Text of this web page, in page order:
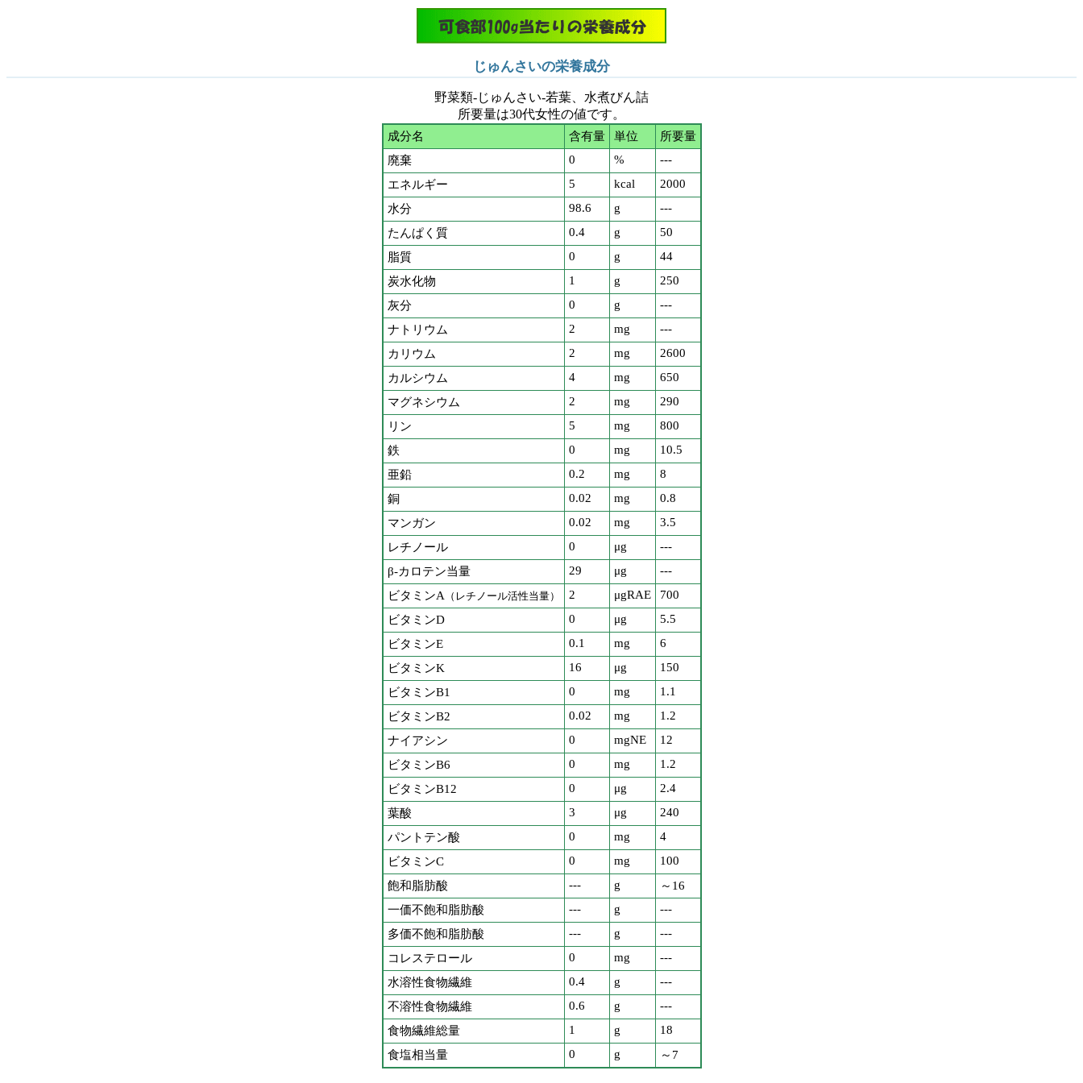
じゅんさいの栄養成分
野菜類-じゅんさい-若葉、水煮びん詰
所要量は30代女性の値です。
成分名 含有量 単位
所要量
廃棄
0 %
---
エネルギー
5 kcal
2000
水分
98.6 g
---
たんぱく質
0.4 g
50
脂質
0 g
44
炭水化物
1 g
250
灰分
0 g
---
ナトリウム
2 mg
---
カリウム
2 mg
2600
カルシウム
4 mg
650
マグネシウム
2 mg
290
リン
5 mg
800
鉄
0 mg
10.5
亜鉛
0.2 mg
8
銅
0.02 mg
0.8
マンガン
0.02 mg
3.5
レチノール
0 μg
---
β-カロテン当量
29 μg
---
ビタミンA（レチノール活性当量） 2 μgRAE
700
ビタミンD
0 μg
5.5
ビタミンE
0.1 mg
6
ビタミンK
16 μg
150
ビタミンB1
0 mg
1.1
ビタミンB2
0.02 mg
1.2
ナイアシン
0 mgNE
12
ビタミンB6
0 mg
1.2
ビタミンB12
0 μg
2.4
葉酸
3 μg
240
パントテン酸
0 mg
4
ビタミンC
0 mg
100
飽和脂肪酸
--- g
～16
一価不飽和脂肪酸
--- g
---
多価不飽和脂肪酸
--- g
---
コレステロール
0 mg
---
水溶性食物繊維
0.4 g
---
不溶性食物繊維
0.6 g
---
食物繊維総量
1 g
18
食塩相当量
0 g ～7